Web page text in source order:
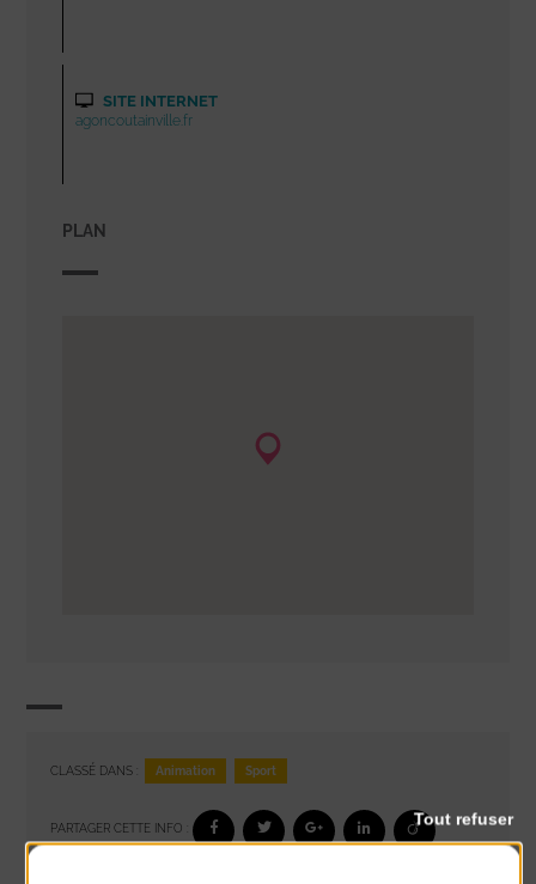
SITE INTERNET
agoncoutainville.fr
PLAN
CLASSÉ DANS : Animation Sport
PARTAGER CETTE INFO :
Tout refuser